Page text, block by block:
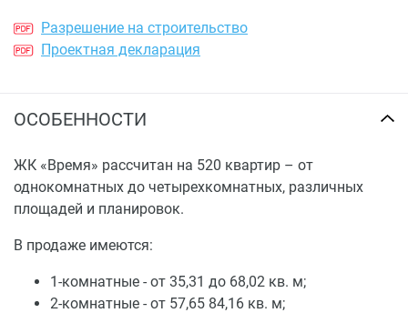
Разрешение на строительство
Проектная декларация
ОСОБЕННОСТИ
ЖК «Время» рассчитан на 520 квартир – от
однокомнатных до четырехкомнатных, различных
площадей и планировок.
В продаже имеются:
1-комнатные - от 35,31 до 68,02 кв. м;
2-комнатные - от 57,65 84,16 кв. м;